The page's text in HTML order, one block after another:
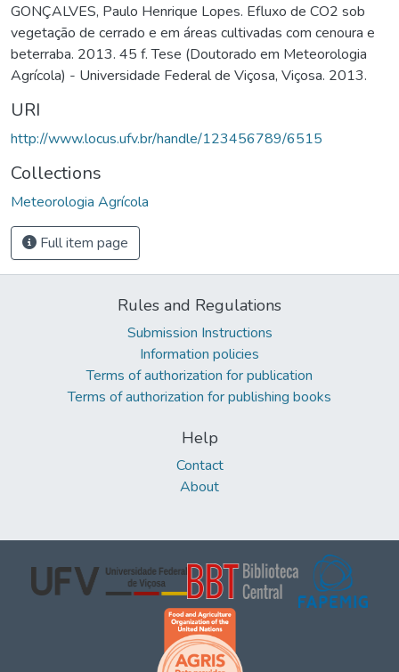
GONÇALVES, Paulo Henrique Lopes. Efluxo de CO2 sob
vegetação de cerrado e em áreas cultivadas com cenoura e
beterraba. 2013. 45 f. Tese (Doutorado em Meteorologia
Agrícola) - Universidade Federal de Viçosa, Viçosa. 2013.
URI
http://www.locus.ufv.br/handle/123456789/6515
Collections
Meteorologia Agrícola
Full item page
Rules and Regulations
Submission Instructions
Information policies
Terms of authorization for publication
Terms of authorization for publishing books
Help
Contact
About